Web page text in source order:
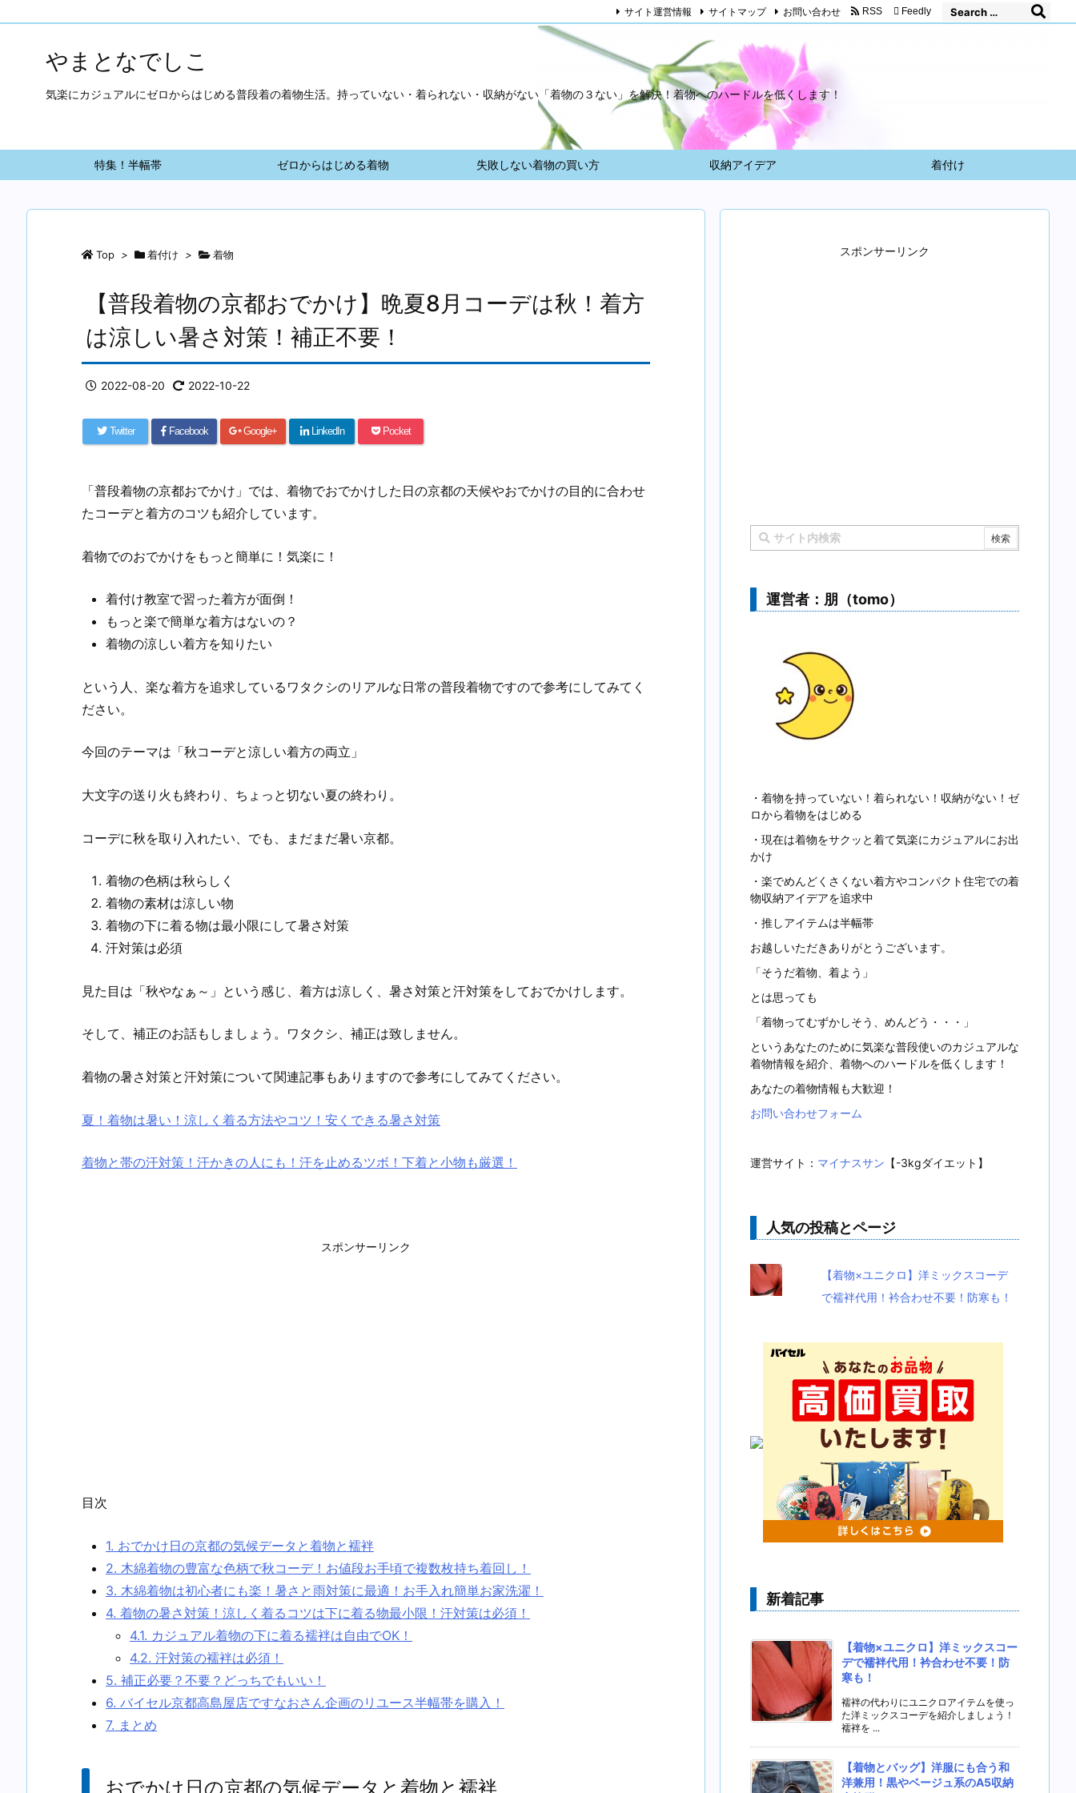
やまとなでしこ
気楽にカジュアルにゼロからはじめる普段着の着物生活。持っていない・着られない・収納がない「着物の３ない」を解決！着物へのハードルを低くします！
特集！半幅帯 ゼロからはじめる着物 失敗しない着物の買い方 収納アイデア 着付け
サイト運営情報 サイトマップ お問い合わせ RSS Feedly
Top > 着付け > 着物
【普段着物の京都おでかけ】晩夏8月コーデは秋！着方
は涼しい暑さ対策！補正不要！
2022-08-20 2022-10-22
Twitter Facebook Google+ LinkedIn Pocket
「普段着物の京都おでかけ」では、着物でおでかけした日の京都の天候やおでかけの目的に合わせ
たコーデと着方のコツも紹介しています。
着物でのおでかけをもっと簡単に！気楽に！
着付け教室で習った着方が面倒！
もっと楽で簡単な着方はないの？
着物の涼しい着方を知りたい
という人、楽な着方を追求しているワタクシのリアルな日常の普段着物ですので参考にしてみてく
ださい。
今回のテーマは「秋コーデと涼しい着方の両立」
大文字の送り火も終わり、ちょっと切ない夏の終わり。
コーデに秋を取り入れたい、でも、まだまだ暑い京都。
着物の色柄は秋らしく
着物の素材は涼しい物
着物の下に着る物は最小限にして暑さ対策
汗対策は必須
見た目は「秋やなぁ～」という感じ、着方は涼しく、暑さ対策と汗対策をしておでかけします。
そして、補正のお話もしましょう。ワタクシ、補正は致しません。
着物の暑さ対策と汗対策について関連記事もありますので参考にしてみてください。
夏！着物は暑い！涼しく着る方法やコツ！安くできる暑さ対策
着物と帯の汗対策！汗かきの人にも！汗を止めるツボ！下着と小物も厳選！
スポンサーリンク
目次
1. おでかけ日の京都の気候データと着物と襦袢
2. 木綿着物の豊富な色柄で秋コーデ！お値段お手頃で複数枚持ち着回し！
3. 木綿着物は初心者にも楽！暑さと雨対策に最適！お手入れ簡単お家洗濯！
4. 着物の暑さ対策！涼しく着るコツは下に着る物最小限！汗対策は必須！
4.1. カジュアル着物の下に着る襦袢は自由でOK！
4.2. 汗対策の襦袢は必須！
5. 補正必要？不要？どっちでもいい！
6. バイセル京都高島屋店ですなおさん企画のリユース半幅帯を購入！
7. まとめ
おでかけ日の京都の気候データと着物と襦袢
スポンサーリンク
運営者：朋（tomo）
・着物を持っていない！着られない！収納がない！ゼ
ロから着物をはじめる
・現在は着物をサクッと着て気楽にカジュアルにお出
かけ
・楽でめんどくさくない着方やコンパクト住宅での着
物収納アイデアを追求中
・推しアイテムは半幅帯
お越しいただきありがとうございます。
「そうだ着物、着よう」
とは思っても
「着物ってむずかしそう、めんどう・・・」
というあなたのために気楽な普段使いのカジュアルな
着物情報を紹介、着物へのハードルを低くします！
あなたの着物情報も大歓迎！
お問い合わせフォーム
運営サイト： マイナスサン 【-3kgダイエット】
人気の投稿とページ
【着物×ユニクロ】洋ミックスコーデ
で襦袢代用！衿合わせ不要！防寒も！
新着記事
【着物×ユニクロ】洋ミックスコー
デで襦袢代用！衿合わせ不要！防
寒も！
襦袢の代わりにユニクロアイテムを使っ
た洋ミックスコーデを紹介しましょう！
襦袢を ...
【着物とバッグ】洋服にも合う和
洋兼用！黒やベージュ系のA5収納